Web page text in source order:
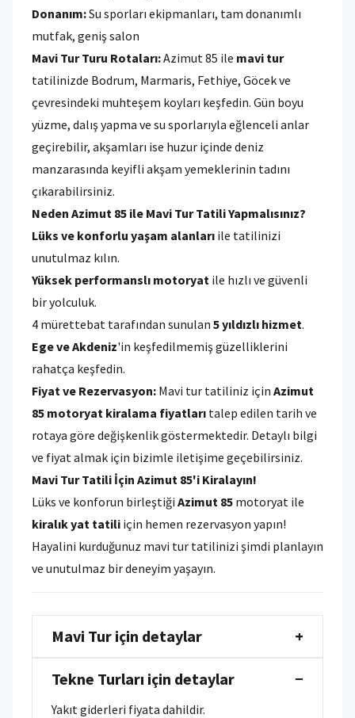
Donanım:Su sporları ekipmanları, tam donanımlı
mutfak, geniş salon
Mavi Tur Turu Rotaları:Azimut 85 ile mavi tur
tatilinizde Bodrum, Marmaris, Fethiye, Göcek ve
çevresindeki muhteşem koyları keşfedin. Gün boyu
yüzme, dalış yapma ve su sporlarıyla eğlenceli anlar
geçirebilir, akşamları ise huzur içinde deniz
manzarasında keyifli akşam yemeklerinin tadını
çıkarabilirsiniz.
Neden Azimut 85 ile Mavi Tur Tatili Yapmalısınız?
Lüks ve konforlu yaşam alanları ile tatilinizi
unutulmaz kılın.
Yüksek performanslı motoryat ile hızlı ve güvenli
bir yolculuk.
4 mürettebat tarafından sunulan 5 yıldızlı hizmet.
Ege ve Akdeniz'in keşfedilmemiş güzelliklerini
rahatça keşfedin.
Fiyat ve Rezervasyon: Mavi tur tatiliniz için Azimut
85 motoryat kiralama fiyatları talep edilen tarih ve
rotaya göre değişkenlik göstermektedir. Detaylı bilgi
ve fiyat almak için bizimle iletişime geçebilirsiniz.
Mavi Tur Tatili İçin Azimut 85'i Kiralayın!
Lüks ve konforun birleştiği Azimut 85 motoryat ile
kiralık yat tatili için hemen rezervasyon yapın!
Hayalini kurduğunuz mavi tur tatilinizi şimdi planlayın
ve unutulmaz bir deneyim yaşayın.
Mavi Tur için detaylar +
Tekne Turları için detaylar −
Yakıt giderleri fiyata dahildir.